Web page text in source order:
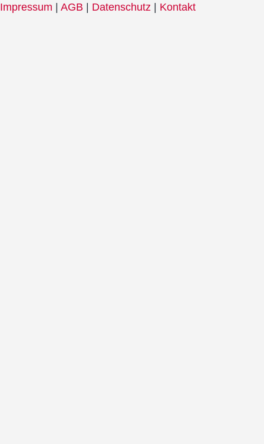
Impressum | AGB | Datenschutz | Kontakt